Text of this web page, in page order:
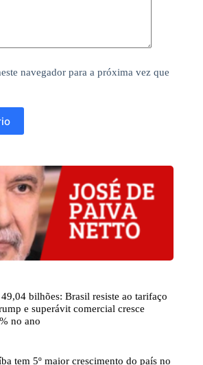
navegador para a próxima vez que
bilhões: Brasil resiste ao tarifaço
e superávit comercial cresce
no ano
tem 5º maior crescimento do país no